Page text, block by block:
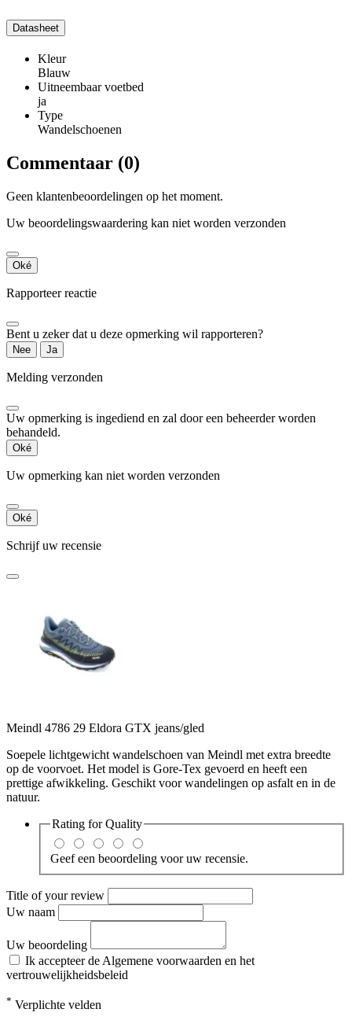
Datasheet
Kleur
Blauw
Uitneembaar voetbed
ja
Type
Wandelschoenen
Commentaar (0)
Geen klantenbeoordelingen op het moment.
Uw beoordelingswaardering kan niet worden verzonden
Oké
Rapporteer reactie
Bent u zeker dat u deze opmerking wil rapporteren?
Nee Ja
Melding verzonden
Uw opmerking is ingediend en zal door een beheerder worden
behandeld.
Oké
Uw opmerking kan niet worden verzonden
Oké
Schrijf uw recensie
Meindl 4786 29 Eldora GTX jeans/gled
Soepele lichtgewicht wandelschoen van Meindl met extra breedte
op de voorvoet. Het model is Gore-Tex gevoerd en heeft een
prettige afwikkeling. Geschikt voor wandelingen op asfalt en in de
natuur.
Rating forQuality
Geef een beoordeling voor uw recensie.
Title of your review
Uw naam
Uw beoordeling
Ik accepteer de Algemene voorwaarden en het
vertrouwelijkheidsbeleid
* Verplichte velden